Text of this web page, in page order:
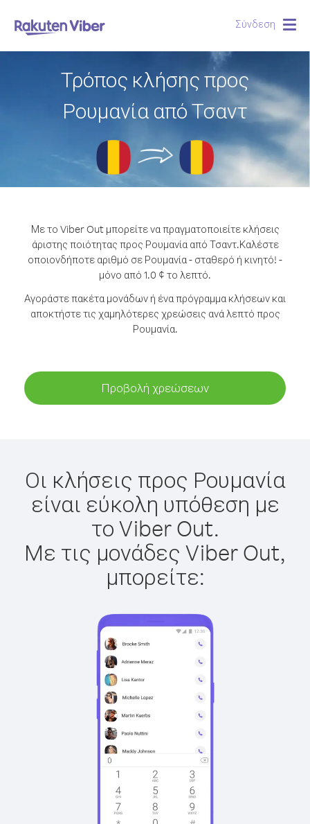
Σύνδεση
Τρόπος κλήσης προς
Ρουμανία από Τσαντ
Με το Viber Out μπορείτε να πραγματοποιείτε κλήσεις
άριστης ποιότητας προς Ρουμανία από Τσαντ.Καλέστε
οποιονδήποτε αριθμό σε Ρουμανία - σταθερό ή κινητό! -
μόνο από 1.0 ¢ το λεπτό.
Αγοράστε πακέτα μονάδων ή ένα πρόγραμμα κλήσεων και
αποκτήστε τις χαμηλότερες χρεώσεις ανά λεπτό προς
Ρουμανία.
Προβολή χρεώσεων
Οι κλήσεις προς Ρουμανία
είναι εύκολη υπόθεση με
το Viber Out.
Με τις μονάδες Viber Out,
μπορείτε: